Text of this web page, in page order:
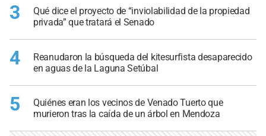
3
Qué dice el proyecto de “inviolabilidad de la propiedad
privada” que tratará el Senado
4
Reanudaron la búsqueda del kitesurfista desaparecido
en aguas de la Laguna Setúbal
5
Quiénes eran los vecinos de Venado Tuerto que
murieron tras la caída de un árbol en Mendoza